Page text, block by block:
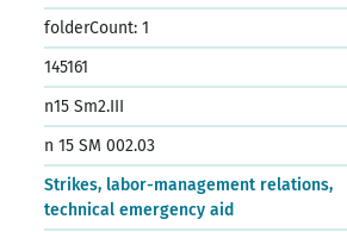
folderCount: 1
145161
n15 Sm2.III
n 15 SM 002.03
Strikes, labor-management relations,
technical emergency aid